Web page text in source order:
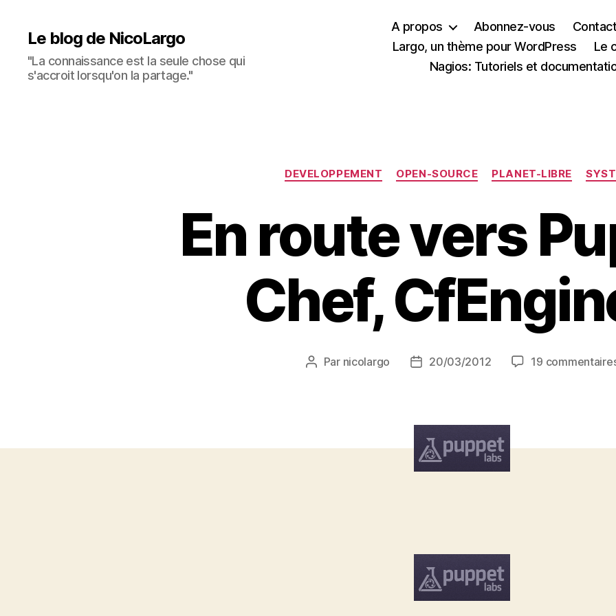
Le blog de NicoLargo
"La connaissance est la seule chose qui
s'accroit lorsqu'on la partage."
A propos Abonnez-vous Contact
Largo, un thème pour WordPress
Le
Nagios: Tutoriels et
Catégories
DEVELOPPEMENT OPEN-SOURCE PLANET-LIBRE
En route vers
Chef,
Auteur
Par nicolargo
Date20/03/2012 19